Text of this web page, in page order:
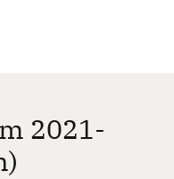
2021-